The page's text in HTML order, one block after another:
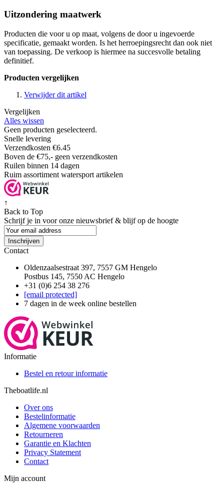
Uitzondering maatwerk
Producten die voor u op maat, volgens de door u ingevoerde
specificatie, gemaakt worden. Is het herroepingsrecht dan ook niet
van toepassing. De verkoop is hiermee na succesvolle betaling
definitief.
Producten vergelijken
Verwijder dit artikel
Vergelijken
Alles wissen
Geen producten geselecteerd.
Snelle levering
Verzendkosten €6.45
Boven de €75,- geen verzendkosten
Ruilen binnen 14 dagen
Ruim assortiment watersport artikelen
↑
Back to Top
Schrijf je in voor onze nieuwsbrief & blijf op de hoogte
Inschrijven
Contact
Oldenzaalsestraat 397, 7557 GM Hengelo
Postbus 145, 7550 AC Hengelo
+31 (0)6 254 38 276
[email protected]
7 dagen in de week online bestellen
Informatie
Bestel en retour informatie
Theboatlife.nl
Over ons
Bestelinformatie
Algemene voorwaarden
Retourneren
Garantie en Klachten
Privacy Statement
Contact
Mijn account